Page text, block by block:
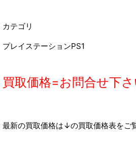
カテゴリ
プレイステーションPS1
買取価格=お問合せ下
最新の買取価格は↓の買取価格表をご